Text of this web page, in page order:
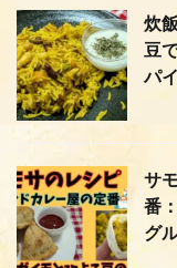
炊
豆
パ
サ
番
グ